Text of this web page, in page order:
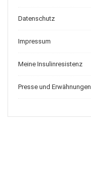
Datenschutz
Impressum
Meine Insulinresistenz
Presse und Erwähnungen